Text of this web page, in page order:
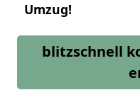
Umzug!
blitzschnell